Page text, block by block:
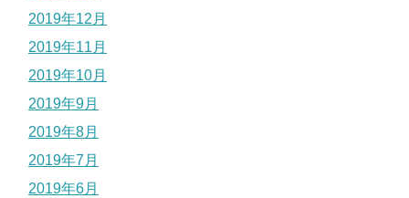
2019年12月
2019年11月
2019年10月
2019年9月
2019年8月
2019年7月
2019年6月